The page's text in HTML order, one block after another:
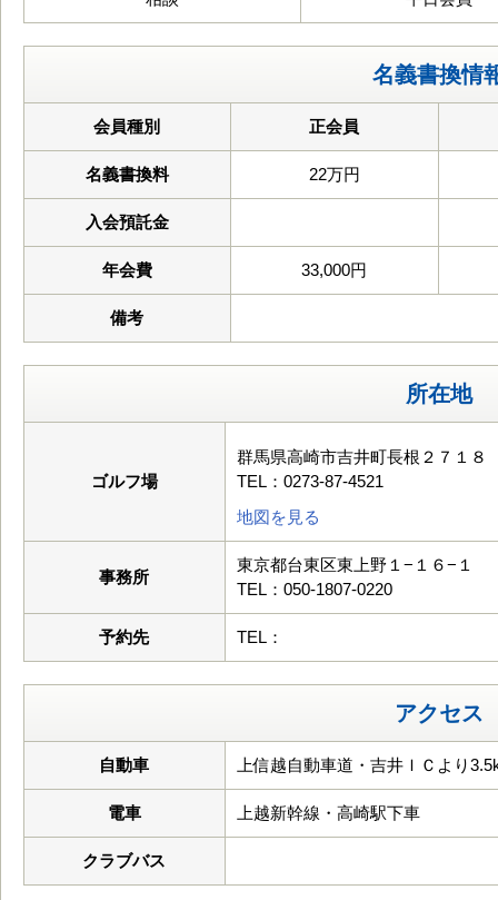
名義書換情
会員種別 正会員
名義書換料 22万円
入会預託金
年会費 33,000円
備考
所在地
ゴルフ場
群馬県高崎市吉井町長根２７１８
TEL：0273-87-4521
地図を見る
事務所
東京都台東区東上野１−１６−１
TEL：050-1807-0220
予約先 TEL：
アクセス
自動車 上信越自動車道・吉井ＩＣより
電車 上越新幹線・高崎駅下車
クラブバス